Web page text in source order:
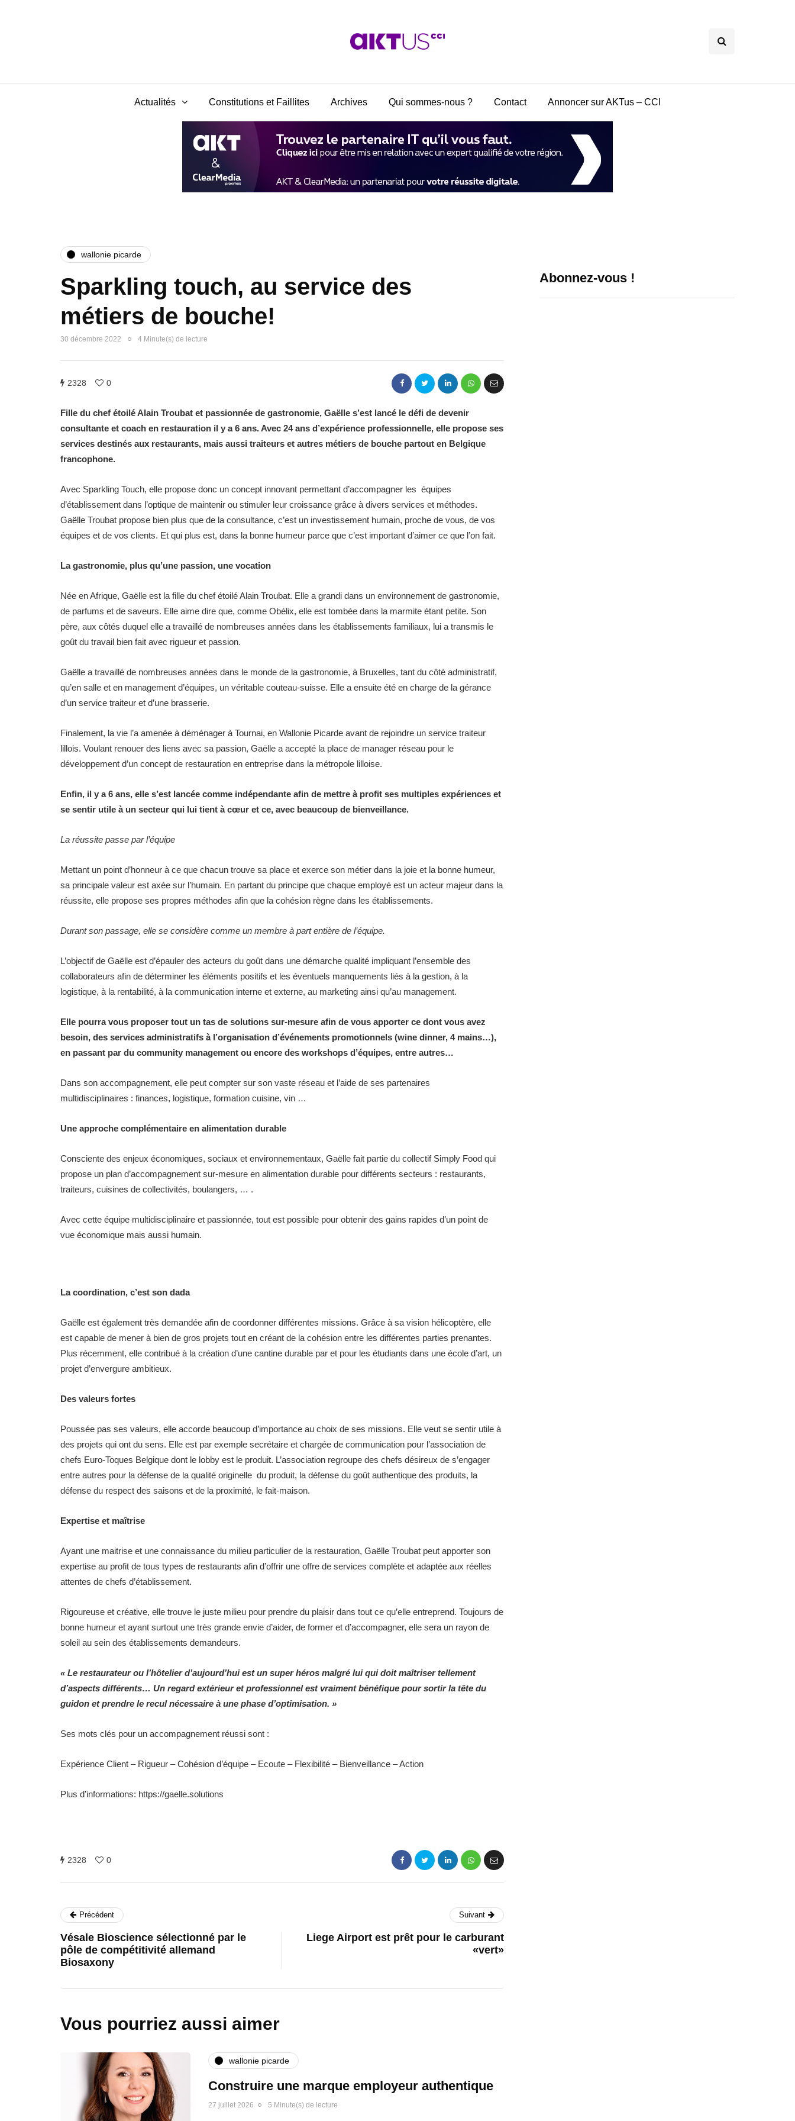
Actualités Constitutions et Faillites Archives Qui sommes-nous ? Contact Annoncer sur AKTus – CCI
wallonie picarde
Sparkling touch, au service des
métiers de bouche!
30 décembre 2022 4 Minute(s) de lecture
2328 0
Fille du chef étoilé Alain Troubat et passionnée de gastronomie, Gaëlle s’est lancé le défi de devenir
consultante et coach en restauration il y a 6 ans. Avec 24 ans d’expérience professionnelle, elle propose ses
services destinés aux restaurants, mais aussi traiteurs et autres métiers de bouche partout en Belgique
francophone.
Avec Sparkling Touch, elle propose donc un concept innovant permettant d’accompagner les équipes
d’établissement dans l’optique de maintenir ou stimuler leur croissance grâce à divers services et méthodes.
Gaëlle Troubat propose bien plus que de la consultance, c’est un investissement humain, proche de vous, de vos
équipes et de vos clients. Et qui plus est, dans la bonne humeur parce que c’est important d’aimer ce que l’on fait.
La gastronomie, plus qu’une passion, une vocation
Née en Afrique, Gaëlle est la fille du chef étoilé Alain Troubat. Elle a grandi dans un environnement de gastronomie,
de parfums et de saveurs. Elle aime dire que, comme Obélix, elle est tombée dans la marmite étant petite. Son
père, aux côtés duquel elle a travaillé de nombreuses années dans les établissements familiaux, lui a transmis le
goût du travail bien fait avec rigueur et passion.
Gaëlle a travaillé de nombreuses années dans le ­­­monde de la gastronomie, à Bruxelles, tant du côté administratif,
qu’en salle et en management d’équipes, un véritable couteau-suisse. Elle a ensuite été en charge de la gérance
d’un service traiteur et d’une brasserie.
Finalement, la vie l’a amenée à déménager à Tournai, en Wallonie Picarde avant de rejoindre un service traiteur
lillois. Voulant renouer des liens avec sa passion, Gaëlle a accepté la place de manager réseau pour le
développement d’un concept de restauration en entreprise dans la métropole lilloise.
Enfin, il y a 6 ans, elle s’est lancée comme indépendante afin de mettre à profit ses multiples expériences et
se sentir utile à un secteur qui lui tient à cœur et ce, avec beaucoup de bienveillance.
La réussite passe par l’équipe
Mettant un point d’honneur à ce que chacun trouve sa place et exerce son métier dans la joie et la bonne humeur,
sa principale valeur est axée sur l’humain. En partant du principe que chaque employé est un acteur majeur dans la
réussite, elle propose ses propres méthodes afin que la cohésion règne dans les établissements.
Durant son passage, elle se considère comme un membre à part entière de l’équipe.
L’objectif de Gaëlle est d’épauler des acteurs du goût dans une démarche qualité impliquant l’ensemble des
collaborateurs afin de déterminer les éléments positifs et les éventuels manquements liés à la gestion, à la
logistique, à la rentabilité, à la communication interne et externe, au marketing ainsi qu’au management.
Elle pourra vous proposer tout un tas de solutions sur-mesure afin de vous apporter ce dont vous avez
besoin, des services administratifs à l’organisation d’événements promotionnels (wine dinner, 4 mains…),
en passant par du community management ou encore des workshops d’équipes, entre autres…
Dans son accompagnement, elle peut compter sur son vaste réseau et l’aide de ses partenaires
multidisciplinaires : finances, logistique, formation cuisine, vin …
Une approche complémentaire en alimentation durable
Consciente des enjeux économiques, sociaux et environnementaux, Gaëlle fait partie du collectif Simply Food qui
propose un plan d’accompagnement sur-mesure en alimentation durable pour différents secteurs : restaurants,
traiteurs, cuisines de collectivités, boulangers, … .
Avec cette équipe multidisciplinaire et passionnée, tout est possible pour obtenir des gains rapides d’un point de
vue économique mais aussi humain.
La coordination, c’est son dada
Gaëlle est également très demandée afin de coordonner différentes missions. Grâce à sa vision hélicoptère, elle
est capable de mener à bien de gros projets tout en créant de la cohésion entre les différentes parties prenantes.
Plus récemment, elle contribué à la création d’une cantine durable par et pour les étudiants dans une école d’art, un
projet d’envergure ambitieux.
Des valeurs fortes
Poussée pas ses valeurs, elle accorde beaucoup d’importance au choix de ses missions. Elle veut se sentir utile à
des projets qui ont du sens. Elle est par exemple secrétaire et chargée de communication pour l’association de
chefs Euro-Toques Belgique dont le lobby est le produit. L’association regroupe des chefs désireux de s’engager
entre autres pour la défense de la qualité originelle du produit, la défense du goût authentique des produits, la
défense du respect des saisons et de la proximité, le fait-maison.
Expertise et maîtrise
Ayant une maitrise et une connaissance du milieu particulier de la restauration, Gaëlle Troubat peut apporter son
expertise au profit de tous types de restaurants afin d’offrir une offre de services complète et adaptée aux réelles
attentes de chefs d’établissement.
Rigoureuse et créative, elle trouve le juste milieu pour prendre du plaisir dans tout ce qu’elle entreprend. Toujours de
bonne humeur et ayant surtout une très grande envie d’aider, de former et d’accompagner, elle sera un rayon de
soleil au sein des établissements demandeurs.
« Le restaurateur ou l’hôtelier d’aujourd’hui est un super héros malgré lui qui doit maîtriser tellement
d’aspects différents… Un regard extérieur et professionnel est vraiment bénéfique pour sortir la tête du
guidon et prendre le recul nécessaire à une phase d’optimisation. »
Ses mots clés pour un accompagnement réussi sont :
Expérience Client – Rigueur – Cohésion d’équipe – Ecoute – Flexibilité – Bienveillance – Action
Plus d’informations: https://gaelle.solutions
2328 0
Abonnez-vous !
Précédent
Vésale Bioscience sélectionné par le
pôle de compétitivité allemand
Biosaxony
Suivant
Liege Airport est prêt pour le carburant
«vert»
Vous pourriez aussi aimer
wallonie picarde
Construire une marque employeur authentique
27 juillet 2026 5 Minute(s) de lecture